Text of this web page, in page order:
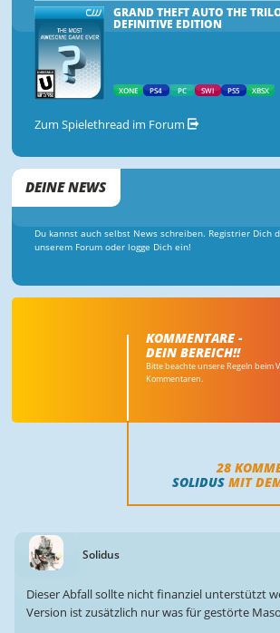
GRAND THEFT AUTO THE
DEFINITIVE EDITION
XONE PS4 PC SWI PS5 XBSX
Zum Spielethread im Forum
DEINE NEWS
Du kannst auch selbst News schreiben. Registrier Dich
unserem Forum oder logge Dich ein!
KOMMENTARE -
DEIN BEREICH!!
Bitte beachte unsere Regeln beim
Kommentaren.
28
SOLIDUS MIT
Solidus
Dieser Abfall sollte nicht finanziel unterstützt
Version ist zusätzlich nur was für gestörte